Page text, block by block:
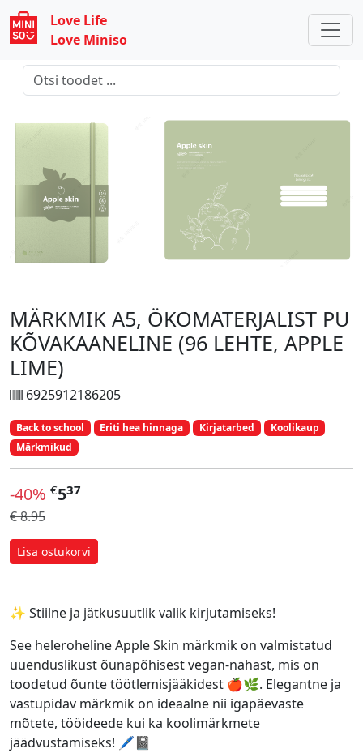
Love Life
Love Miniso
MÄRKMIK A5, ÖKOMATERJALIST PU
KÕVAKAANELINE (96 LEHTE, APPLE
LIME)
6925912186205
Back to school Eriti hea hinnaga Kirjatarbed
Koolikaup
Märkmikud
-40% €537
€ 8.95
Lisa ostukorvi
✨ Stiilne ja jätkusuutlik valik kirjutamiseks!
See heleroheline Apple Skin märkmik on valmistatud
uuenduslikust õunapõhisest vegan-nahast, mis on
toodetud õunte töötlemisjääkidest 🍎🌿. Elegantne ja
vastupidav märkmik on ideaalne nii igapäevaste
mõtete, tööideede kui ka koolimärkmete
jäädvustamiseks! 🖊️📓